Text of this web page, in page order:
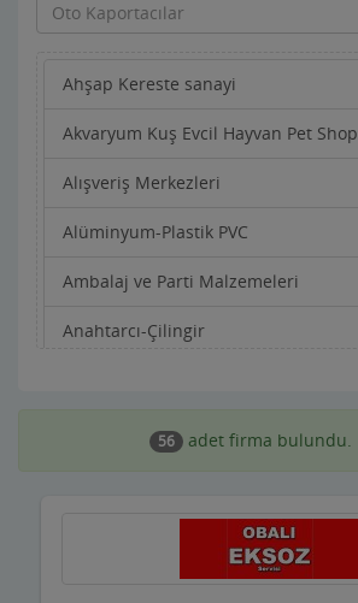
Ahşap Kereste sanayi
Akvaryum Kuş Evcil Hayvan Pet Shop
Alışveriş Merkezleri
Alüminyum-Plastik PVC
Ambalaj ve Parti Malzemeleri
Anahtarcı-Çilingir
Aracı Kurumlar
Asansörcüler
Avukatlar ve Hukuk Büroları
56 adet firma bulundu.